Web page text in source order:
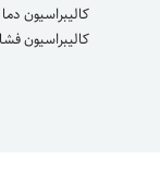
کالیبراسیون دما
کالیبراسیون